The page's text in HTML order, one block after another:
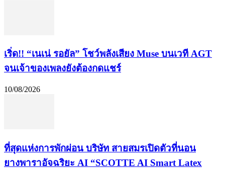
เริ่ด!! “เนเน่ รอยัล” โชว์พลังเสียง Muse บนเวที AGT
จนเจ้าของเพลงยังต้องกดแชร์
10/08/2026
ที่สุดแห่งการพักผ่อน บริษัท สายสมรเปิดตัวที่นอน
ยางพาราอัจฉริยะ AI “SCOTTE AI Smart Latex